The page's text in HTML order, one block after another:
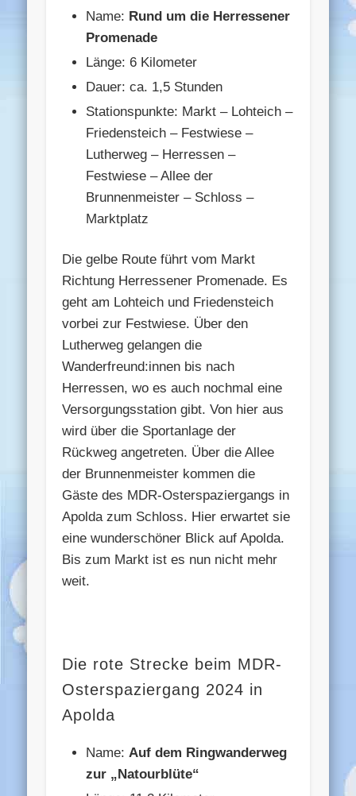
Name: Rund um die Herressener
Promenade
Länge: 6 Kilometer
Dauer: ca. 1,5 Stunden
Stationspunkte: Markt – Lohteich –
Friedensteich – Festwiese –
Lutherweg – Herressen –
Festwiese – Allee der
Brunnenmeister – Schloss –
Marktplatz
Die gelbe Route führt vom Markt
Richtung Herressener Promenade. Es
geht am Lohteich und Friedensteich
vorbei zur Festwiese. Über den
Lutherweg gelangen die
Wanderfreund:innen bis nach
Herressen, wo es auch nochmal eine
Versorgungsstation gibt. Von hier aus
wird über die Sportanlage der
Rückweg angetreten. Über die Allee
der Brunnenmeister kommen die
Gäste des MDR-Osterspaziergangs in
Apolda zum Schloss. Hier erwartet sie
eine wunderschöner Blick auf Apolda.
Bis zum Markt ist es nun nicht mehr
weit.
Die rote Strecke beim MDR-
Osterspaziergang 2024 in
Apolda
Name:Auf dem Ringwanderweg
zur „Natourblüte“